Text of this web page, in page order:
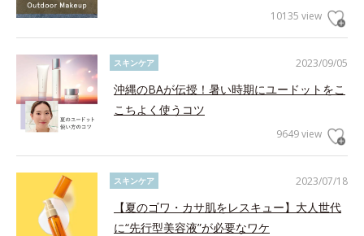
10135 view
2023/09/05
スキンケア
沖縄のBAが伝授！暑い時期にユードットをこ
こちよく使うコツ
9649 view
2023/07/18
スキンケア
【夏のゴワ・カサ肌をレスキュー】大人世代
に“先行型美容液”が必要なワケ